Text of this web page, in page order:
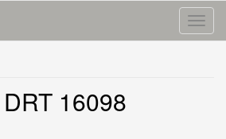
Toggle
16098